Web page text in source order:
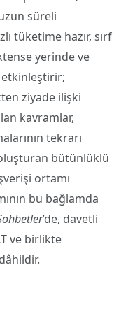
süreli
tüketime hazır, sırf
yerinde ve
ziyade ilişki
kavramlar,
tekrarı
bütünlüklü
ortamı
bu bağlamda
’de, davetli
ve birlikte